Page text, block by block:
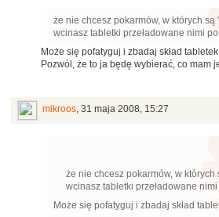
że nie chcesz pokarmów, w których są
wcinasz tabletki przeładowane nimi
Może się pofatyguj i zbadaj skład
Pozwól, że to ja będę wybierać, co mam
mikroos, 31 maja 2008, 15:27
że nie chcesz pokarmów, w których
wcinasz tabletki przeładowane
Może się pofatyguj i zbadaj skład